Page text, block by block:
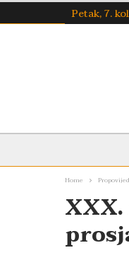
Petak, 7.
Home